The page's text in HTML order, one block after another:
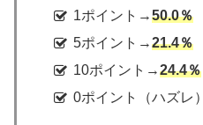
1ポイント→50.0％
5ポイント→21.4％
10ポイント→24.4％
0ポイント（ハズレ